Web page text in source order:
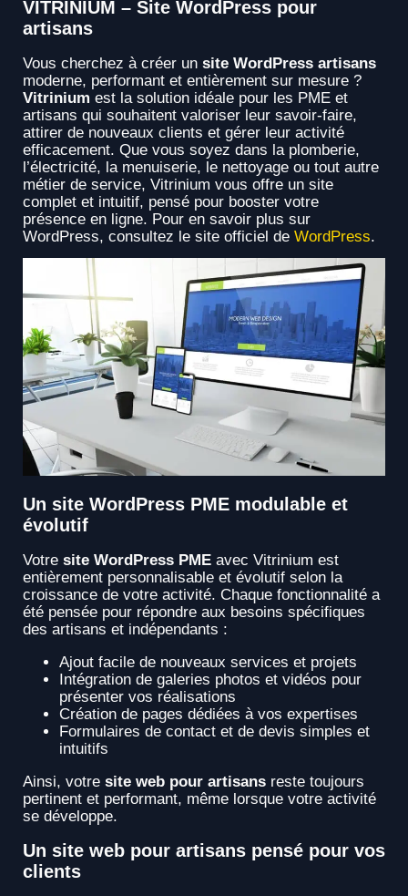
VITRINIUM – Site WordPress pour
artisans
Vous cherchez à créer un site WordPress artisans
moderne, performant et entièrement sur mesure ?
Vitrinium est la solution idéale pour les PME et
artisans qui souhaitent valoriser leur savoir-faire,
attirer de nouveaux clients et gérer leur activité
efficacement. Que vous soyez dans la plomberie,
l’électricité, la menuiserie, le nettoyage ou tout autre
métier de service, Vitrinium vous offre un site
complet et intuitif, pensé pour booster votre
présence en ligne. Pour en savoir plus sur
WordPress, consultez le site officiel de WordPress.
Un site WordPress PME modulable et
évolutif
Votre site WordPress PME avec Vitrinium est
entièrement personnalisable et évolutif selon la
croissance de votre activité. Chaque fonctionnalité a
été pensée pour répondre aux besoins spécifiques
des artisans et indépendants :
Ajout facile de nouveaux services et projets
Intégration de galeries photos et vidéos pour
présenter vos réalisations
Création de pages dédiées à vos expertises
Formulaires de contact et de devis simples et
intuitifs
Ainsi, votre site web pour artisans reste toujours
pertinent et performant, même lorsque votre activité
se développe.
Un site web pour artisans pensé pour vos
clients